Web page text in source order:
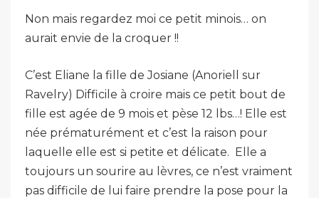
Non mais regardez moi ce petit minois… on
aurait envie de la croquer !!
C’est Eliane la fille de Josiane (Anoriell sur
Ravelry) Difficile à croire mais ce petit bout de
fille est agée de 9 mois et pèse 12 lbs…! Elle est
née prématurément et c’est la raison pour
laquelle elle est si petite et délicate. Elle a
toujours un sourire au lèvres, ce n’est vraiment
pas difficile de lui faire prendre la pose pour la